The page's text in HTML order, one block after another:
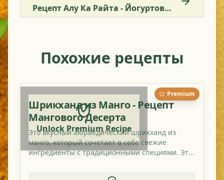
Рецепт Алу Ка Райта - Йогуртовый Соус С Картофелем
Похожие рецепты
Premium
Unlock Premium Recipe
Шрикханд из Манго - Рецепт
Мангового Десерта
Это вкусный аюрведический шрикханд из
манго, который сочетает в себе свежие
ингредиенты с традиционными специями. Это